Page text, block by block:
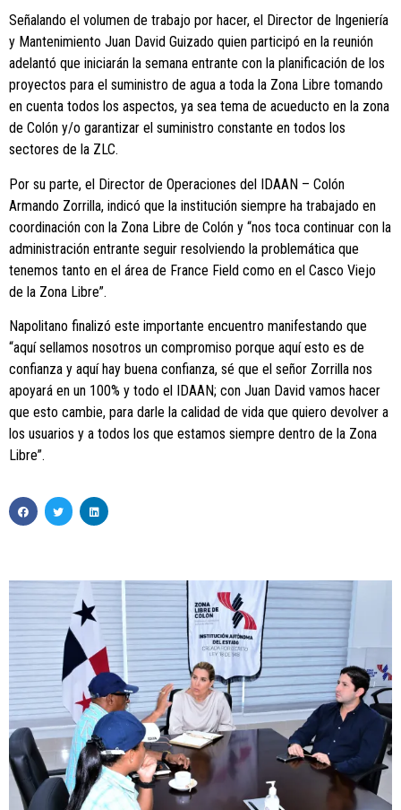
Señalando el volumen de trabajo por hacer, el Director de Ingeniería
y Mantenimiento Juan David Guizado quien participó en la reunión
adelantó que iniciarán la semana entrante con la planificación de los
proyectos para el suministro de agua a toda la Zona Libre tomando
en cuenta todos los aspectos, ya sea tema de acueducto en la zona
de Colón y/o garantizar el suministro constante en todos los
sectores de la ZLC.
Por su parte, el Director de Operaciones del IDAAN – Colón
Armando Zorrilla, indicó que la institución siempre ha trabajado en
coordinación con la Zona Libre de Colón y “nos toca continuar con la
administración entrante seguir resolviendo la problemática que
tenemos tanto en el área de France Field como en el Casco Viejo
de la Zona Libre”.
Napolitano finalizó este importante encuentro manifestando que
“aquí sellamos nosotros un compromiso porque aquí esto es de
confianza y aquí hay buena confianza, sé que el señor Zorrilla nos
apoyará en un 100% y todo el IDAAN; con Juan David vamos hacer
que esto cambie, para darle la calidad de vida que quiero devolver a
los usuarios y a todos los que estamos siempre dentro de la Zona
Libre”.